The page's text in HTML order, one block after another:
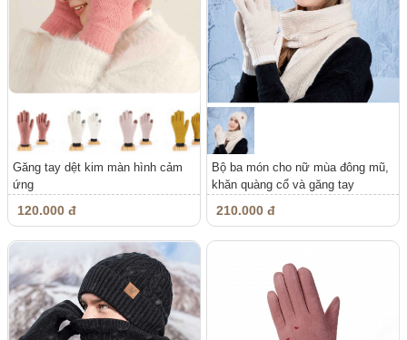
Găng tay dệt kim màn hình cảm
ứng
120.000 đ
Bộ ba món cho nữ mùa đông mũ,
khăn quàng cổ và găng tay
210.000 đ